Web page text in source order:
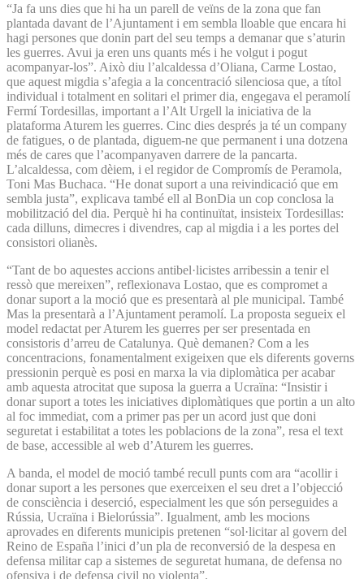
“Ja fa uns dies que hi ha un parell de veïns de la zona que fan
plantada davant de l’Ajuntament i em sembla lloable que encara hi
hagi persones que donin part del seu temps a demanar que s’aturin
les guerres. Avui ja eren uns quants més i he volgut i pogut
acompanyar-los”. Això diu l’alcaldessa d’Oliana, Carme Lostao,
que aquest migdia s’afegia a la concentració silenciosa que, a títol
individual i totalment en solitari el primer dia, engegava el peramolí
Fermí Tordesillas, important a l’Alt Urgell la iniciativa de la
plataforma Aturem les guerres. Cinc dies després ja té un company
de fatigues, o de plantada, diguem-ne que permanent i una dotzena
més de cares que l’acompanyaven darrere de la pancarta.
L’alcaldessa, com dèiem, i el regidor de Compromís de Peramola,
Toni Mas Buchaca. “He donat suport a una reivindicació que em
sembla justa”, explicava també ell al BonDia un cop conclosa la
mobilització del dia. Perquè hi ha continuïtat, insisteix Tordesillas:
cada dilluns, dimecres i divendres, cap al migdia i a les portes del
consistori olianès.
“Tant de bo aquestes accions antibel·licistes arribessin a tenir el
ressò que mereixen”, reflexionava Lostao, que es compromet a
donar suport a la moció que es presentarà al ple municipal. També
Mas la presentarà a l’Ajuntament peramolí. La proposta segueix el
model redactat per Aturem les guerres per ser presentada en
consistoris d’arreu de Catalunya. Què demanen? Com a les
concentracions, fonamentalment exigeixen que els diferents governs
pressionin perquè es posi en marxa la via diplomàtica per acabar
amb aquesta atrocitat que suposa la guerra a Ucraïna: “Insistir i
donar suport a totes les iniciatives diplomàtiques que portin a un alto
al foc immediat, com a primer pas per un acord just que doni
seguretat i estabilitat a totes les poblacions de la zona”, resa el text
de base, accessible al web d’Aturem les guerres.
A banda, el model de moció també recull punts com ara “acollir i
donar suport a les persones que exerceixen el seu dret a l’objecció
de consciència i deserció, especialment les que són perseguides a
Rússia, Ucraïna i Bielorússia”. Igualment, amb les mocions
aprovades en diferents municipis pretenen “sol·licitar al govern del
Reino de España l’inici d’un pla de reconversió de la despesa en
defensa militar cap a sistemes de seguretat humana, de defensa no
ofensiva i de defensa civil no violenta”.